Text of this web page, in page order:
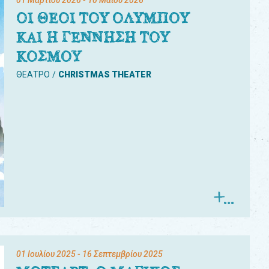
ΟΙ ΘΕΟΙ ΤΟΥ ΟΛΥΜΠΟΥ
ΚΑΙ Η ΓΕΝΝΗΣΗ ΤΟΥ
ΚΟΣΜΟΥ
ΘΕΑΤΡΟ CHRISTMAS THEATER
01 Ιουλίου 2025- 16 Σεπτεμβρίου 2025